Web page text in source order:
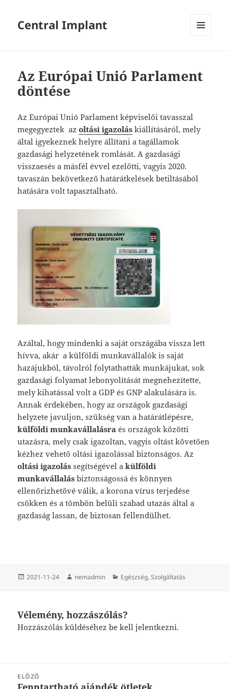
Central Implant
Az Európai Unió Parlament
döntése
Az Európai Unió Parlament képviselői tavasszal
megegyeztek azoltási igazolás kiállításáról, mely
által igyekeznek helyre állítani a tagállamok
gazdasági helyzetének romlását. A gazdasági
visszaesés a másfél évvel ezelőtti, vagyis 2020.
tavaszán bekövetkező határátkelések betiltásából
hatására volt tapasztalható.
Azáltal, hogy mindenki a saját országába vissza lett
hívva, akár a külföldi munkavállalók is saját
hazájukból, távolról folytathatták munkájukat, sok
gazdasági folyamat lebonyolítását megnehezítette,
mely kihatással volt a GDP és GNP alakulására is.
Annak érdekében, hogy az országok gazdasági
helyzete javuljon, szükség van a határátlépésre,
külföldi munkavállalásra és országok közötti
utazásra, mely csak igazoltan, vagyis oltást követően
kézhez vehető oltási igazolással biztonságos. Az
oltási igazolás segítségével akülföldi
munkavállalás biztonságossá és könnyen
ellenőrizhetővé válik, a korona vírus terjedése
csökken és a tömbön belüli szabad utazás által a
gazdaság lassan, de biztosan fellendülhet.
Közzétéve
2021-11-24 Szerző
nemadmin Kategória
Egészség,Szolgáltatás
Vélemény, hozzászólás?
Hozzászólás küldéséhezbe kell jelentkezni.
navigáció
ELŐZŐ